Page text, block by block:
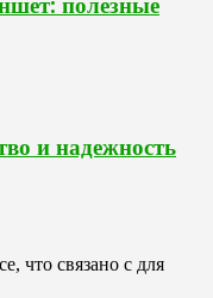
полезные
и надежность
что связано с для